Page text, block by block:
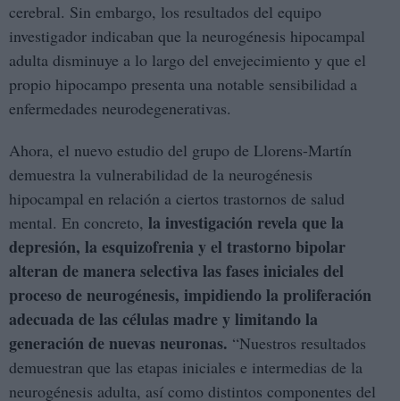
cerebral. Sin embargo, los resultados del equipo
investigador indicaban que la neurogénesis hipocampal
adulta disminuye a lo largo del envejecimiento y que el
propio hipocampo presenta una notable sensibilidad a
enfermedades neurodegenerativas.
Ahora, el nuevo estudio del grupo de Llorens-Martín
demuestra la vulnerabilidad de la neurogénesis
hipocampal en relación a ciertos trastornos de salud
mental. En concreto, la investigación revela que la
depresión, la esquizofrenia y el trastorno bipolar
alteran de manera selectiva las fases iniciales del
proceso de neurogénesis, impidiendo la proliferación
adecuada de las células madre y limitando la
generación de nuevas neuronas. “Nuestros resultados
demuestran que las etapas iniciales e intermedias de la
neurogénesis adulta, así como distintos componentes del